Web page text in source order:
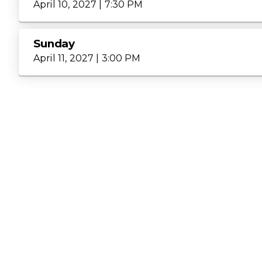
April 10, 2027 | 7:30 PM
Sunday
April 11, 2027 | 3:00 PM